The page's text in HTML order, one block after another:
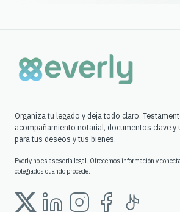
Organiza tu legado y deja todo claro.
acompañamiento notarial, documentos clave y
para tus deseos y tus bienes.
Everly no es asesoría legal. Ofrecemos información y
colegiados cuando procede.